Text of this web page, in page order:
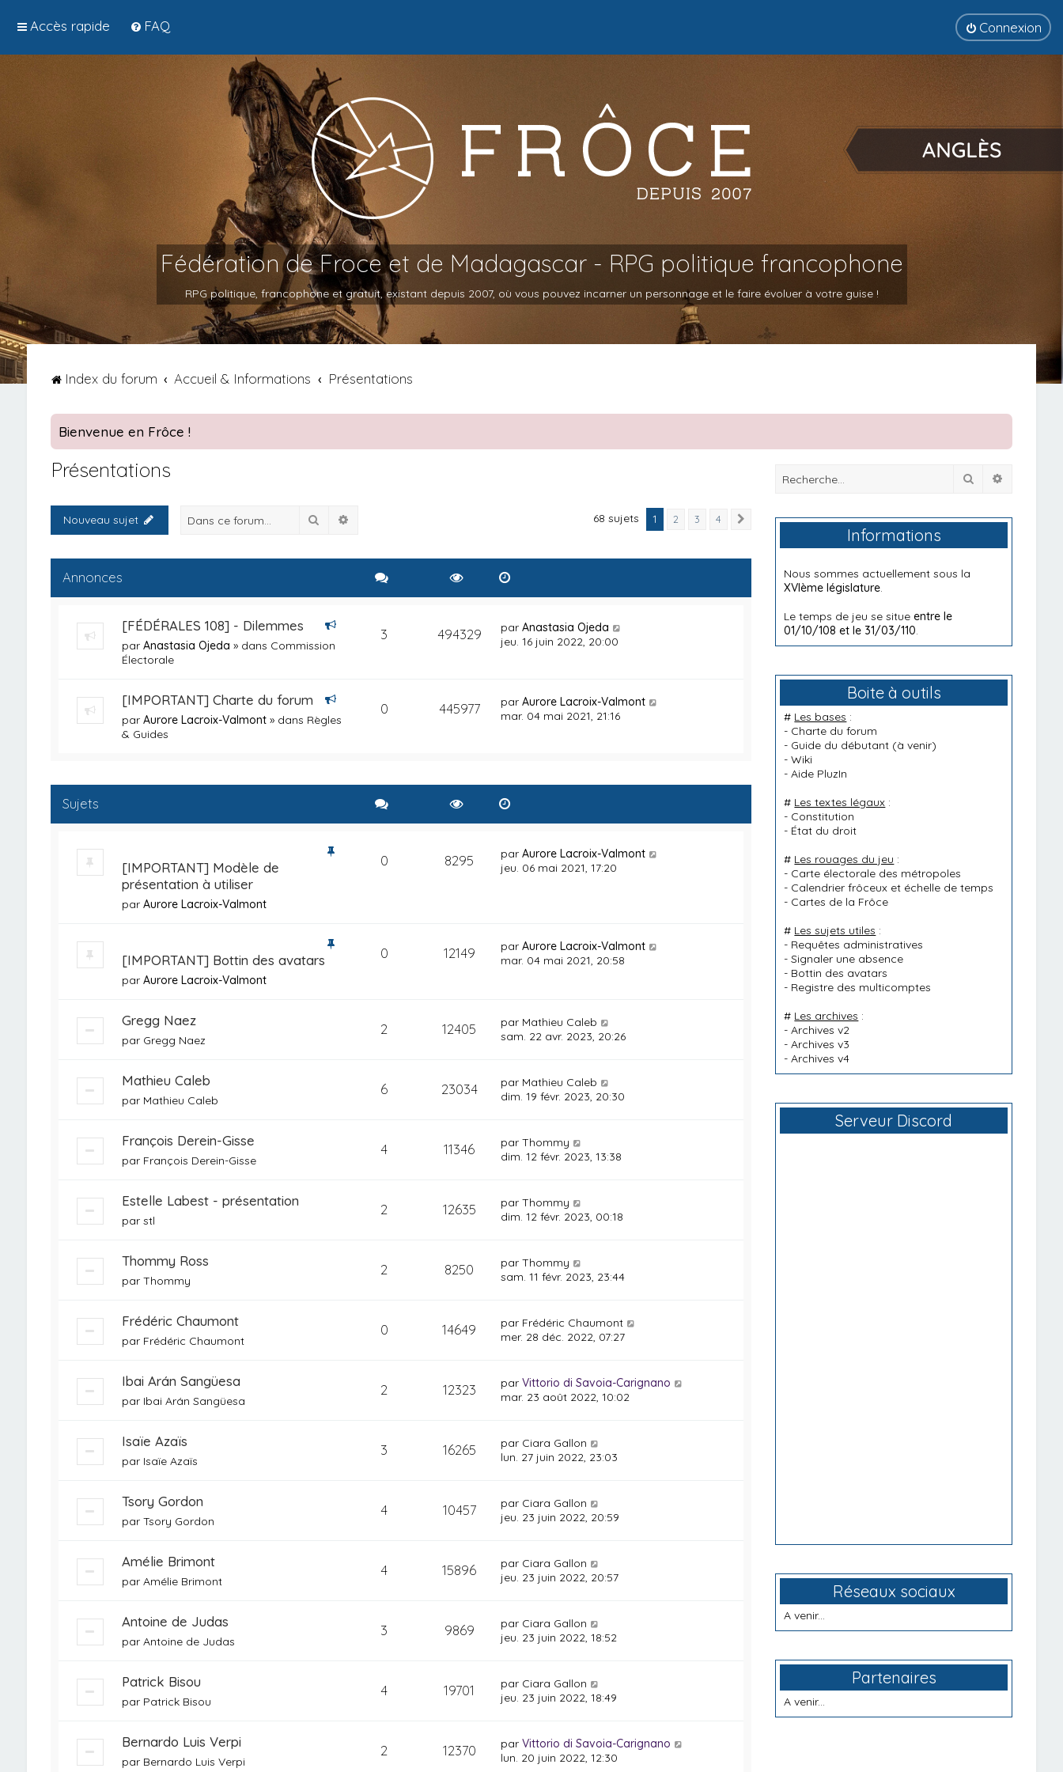
Accès rapide FAQ Connexion
Fédération de Froce et de Madagascar - RPG politique francophone
RPG politique, francophone et gratuit, existant depuis 2007, où vous pouvez incarner un personnage et le faire évoluer à votre guise !
Index du forum Accueil & Informations Présentations
Bienvenue en Frôce !
Présentations
Nouveau sujet Rechercher 68 sujets 1 2 3 4 Suivante
Annonces
[FÉDÉRALES 108] - Dilemmes
par Anastasia Ojeda » dans Commission
Électorale
3 494329 parAnastasia Ojeda
jeu. 16 juin 2022, 20:00
[IMPORTANT] Charte du forum
par Aurore Lacroix-Valmont » dans Règles
& Guides
0 445977 parAurore Lacroix-Valmont
mar. 04 mai 2021, 21:16
Sujets
[IMPORTANT] Modèle de
présentation à utiliser
par Aurore Lacroix-Valmont
0 8295 parAurore Lacroix-Valmont
jeu. 06 mai 2021, 17:20
[IMPORTANT] Bottin des avatars
par Aurore Lacroix-Valmont
0 12149 parAurore Lacroix-Valmont
mar. 04 mai 2021, 20:58
Gregg Naez
par Gregg Naez
2 12405 par Mathieu Caleb
sam. 22 avr. 2023, 20:26
Mathieu Caleb
par Mathieu Caleb
6 23034 par Mathieu Caleb
dim. 19 févr. 2023, 20:30
François Derein-Gisse
par François Derein-Gisse
4 11346 parThommy
dim. 12 févr. 2023, 13:38
Estelle Labest - présentation
par stl
2 12635 parThommy
dim. 12 févr. 2023, 00:18
Thommy Ross
par Thommy
2 8250 parThommy
sam. 11 févr. 2023, 23:44
Frédéric Chaumont
par Frédéric Chaumont
0 14649 par Frédéric Chaumont
mer. 28 déc. 2022, 07:27
Ibai Arán Sangüesa
par Ibai Arán Sangüesa
2 12323 parVittorio di Savoia-Carignano
mar. 23 août 2022, 10:02
Isaïe Azaïs
par Isaïe Azaïs
3 16265 par Ciara Gallon
lun. 27 juin 2022, 23:03
Tsory Gordon
par Tsory Gordon
4 10457 par Ciara Gallon
jeu. 23 juin 2022, 20:59
Amélie Brimont
par Amélie Brimont
4 15896 par Ciara Gallon
jeu. 23 juin 2022, 20:57
Antoine de Judas
par Antoine de Judas
3 9869 par Ciara Gallon
jeu. 23 juin 2022, 18:52
Patrick Bisou
par Patrick Bisou
4 19701 par Ciara Gallon
jeu. 23 juin 2022, 18:49
Bernardo Luis Verpi
par Bernardo Luis Verpi
2 12370 parVittorio di Savoia-Carignano
lun. 20 juin 2022, 12:30
Rechercher
Informations
Nous sommes actuellement sous la
XVIème législature.
Le temps de jeu se situeentre le
01/10/108 et le 31/03/110.
Boite à outils
# Les bases :
- Charte du forum
- Guide du débutant (à venir)
-Wiki
-Aide PluzIn
# Les textes légaux :
- Constitution
- État du droit
# Les rouages du jeu :
- Carte électorale des métropoles
- Calendrier frôceux et échelle de temps
- Cartes de la Frôce
# Les sujets utiles :
- Requêtes administratives
-Signaler une absence
- Bottin des avatars
- Registre des multicomptes
# Les archives :
-Archives v2
-Archives v3
-Archives v4
Serveur Discord
Réseaux sociaux
A venir...
Partenaires
A venir...